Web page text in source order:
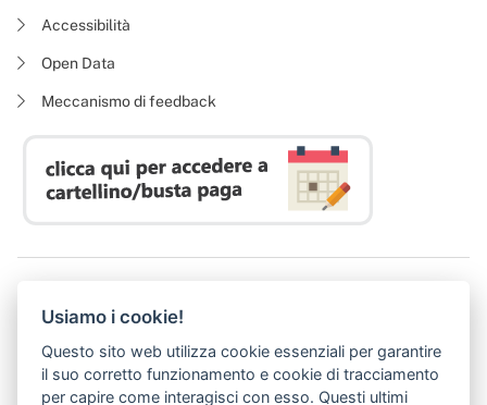
Accessibilità
Open Data
Meccanismo di feedback
P. I. 05913670484 | C. F. 94164020482
(abilitato alla ricezione di soli messaggi di posta elettronica certificata)
Usiamo i cookie!
Questo sito web utilizza cookie essenziali per garantire
il suo corretto funzionamento e cookie di tracciamento
per capire come interagisci con esso. Questi ultimi